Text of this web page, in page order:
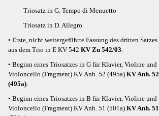
Triosatz in G. Tempo di Menuetto
Triosatz in D. Allegro
• Erste, nicht weitergeführte Fassung des dritten Satzes
aus dem Trio in E KV 542 KV Zu 542/03.
• Beginn eines Triosatzes in G für Klavier, Violine und
Violoncello (Fragment) KV Anh. 52 (495a) KV Anh. 52
(495a).
• Beginn eines Triosatzes in B für Klavier, Violine und
Violoncello (Fragment) KV Anh. 51 (501a) KV Anh. 51